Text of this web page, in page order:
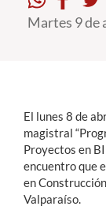
Académicos
English
Martes 9 de
El lunes 8 de
magistral
Proyectos en
encuentro que
en
Valparaíso.